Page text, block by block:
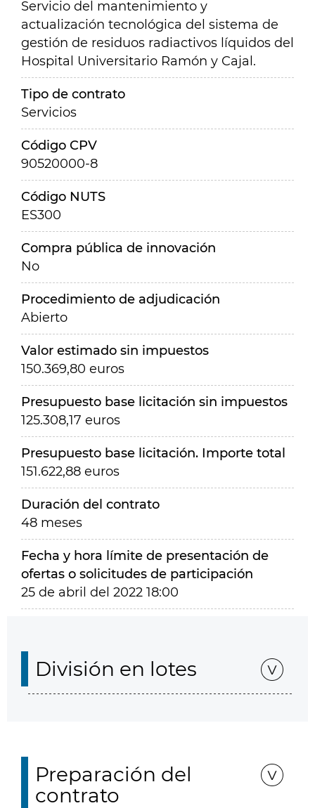
Servicio del mantenimiento y
actualización tecnológica del sistema de
gestión de residuos radiactivos líquidos del
Hospital Universitario Ramón y Cajal.
Tipo de contrato
Servicios
Código CPV
90520000-8
Código NUTS
ES300
Compra pública de innovación
No
Procedimiento de adjudicación
Abierto
Valor estimado sin impuestos
150.369,80 euros
Presupuesto base licitación sin impuestos
125.308,17 euros
Presupuesto base licitación. Importe total
151.622,88 euros
Duración del contrato
48 meses
Fecha y hora límite de presentación de
ofertas o solicitudes de participación
25 de abril del 2022 18:00
División en lotes
Preparación del
contrato